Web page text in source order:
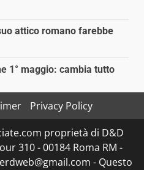
attico romano farebbe
1° maggio: cambia tutto
Privacy Policy
proprietà di D&D
310 - 00184 Roma RM -
- Questo